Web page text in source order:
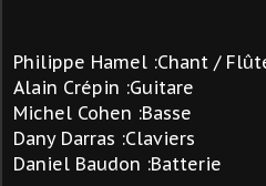
Philippe Hamel :Chant /
Alain Crépin :Guitare
Michel Cohen :Basse
Dany Darras :Claviers
Daniel Baudon :Batterie